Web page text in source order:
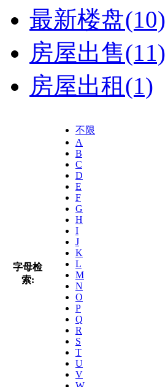
最新楼盘(10)
房屋出售(11)
房屋出租(1)
字母检
索:
不限
A
B
C
D
E
F
G
H
I
J
K
L
M
N
O
P
Q
R
S
T
U
V